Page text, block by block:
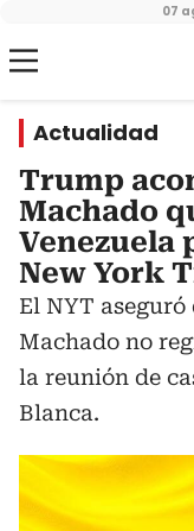
07
Actualidad
Trump
Machado
Venezuela
New York
El NYT
Machado no
la reunión de
Blanca.